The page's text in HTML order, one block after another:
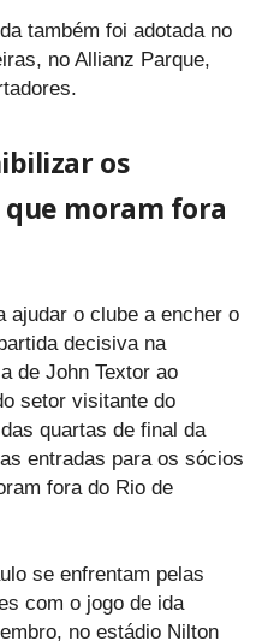
também foi adotada no
no Allianz Parque,
os
que moram fora
ajudar o clube a encher o
decisiva na
de John Textor ao
setor visitante do
quartas de final da
entradas para os sócios
fora do Rio de
se enfrentam pelas
com o jogo de ida
no estádio Nilton